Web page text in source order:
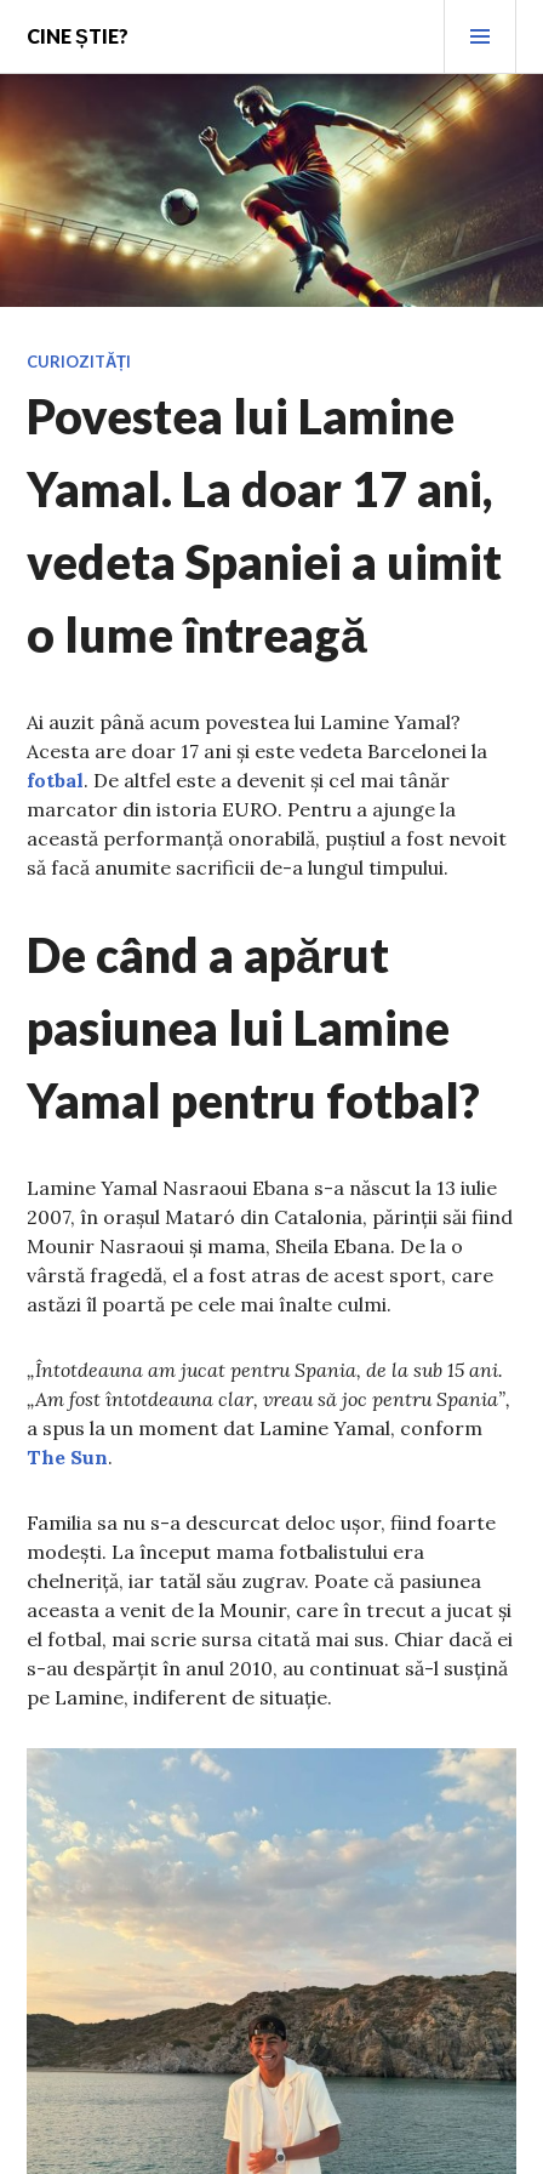
content
CINE ȘTIE?
CURIOZITĂȚI
Povestea lui Lamine
Yamal. La doar 17 ani,
vedeta Spaniei a uimit
o lume întreagă
Ai auzit până acum povestea lui Lamine Yamal?
Acesta are doar 17 ani și este vedeta Barcelonei la
fotbal. De altfel este a devenit și cel mai tânăr
marcator din istoria EURO. Pentru a ajunge la
această performanță onorabilă, puștiul a fost nevoit
să facă anumite sacrificii de-a lungul timpului.
De când a apărut
pasiunea lui Lamine
Yamal pentru fotbal?
Lamine Yamal Nasraoui Ebana s-a născut la 13 iulie
2007, în orașul Mataró din Catalonia, părinții săi fiind
Mounir Nasraoui și mama, Sheila Ebana. De la o
vârstă fragedă, el a fost atras de acest sport, care
astăzi îl poartă pe cele mai înalte culmi.
„Întotdeauna am jucat pentru Spania, de la sub 15 ani.
„Am fost întotdeauna clar, vreau să joc pentru Spania”,
a spus la un moment dat Lamine Yamal, conform
The Sun.
Familia sa nu s-a descurcat deloc ușor, fiind foarte
modești. La început mama fotbalistului era
chelneriță, iar tatăl său zugrav. Poate că pasiunea
aceasta a venit de la Mounir, care în trecut a jucat și
el fotbal, mai scrie sursa citată mai sus. Chiar dacă ei
s-au despărțit în anul 2010, au continuat să-l susțină
pe Lamine, indiferent de situație.